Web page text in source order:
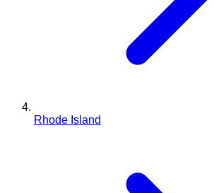
Rhode Island